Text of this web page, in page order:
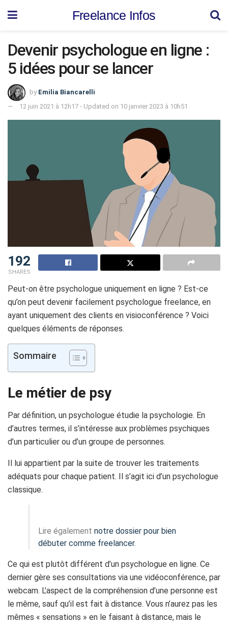
Freelance Infos
Devenir psychologue en ligne :
5 idées pour se lancer
by Emilia Biancarelli
12 juin 2021 à 12h17 - Updated on 10 janvier 2023 à 10h51
192
SHARES
Peut-on être psychologue uniquement en ligne ? Est-ce
qu’on peut devenir facilement psychologue freelance, en
ayant uniquement des clients en visioconférence ? Voici
quelques éléments de réponses.
Sommaire
Le métier de psy
Par définition, un psychologue étudie la psychologie. En
d’autres termes, il s’intéresse aux problèmes psychiques
d’un particulier ou d’un groupe de personnes.
Il lui appartient par la suite de trouver les traitements
adéquats pour chaque patient. Il s’agit ici d’un psychologue
classique.
Lire également notre dossier pour bien
débuter comme freelancer.
Ce qui est plutôt différent d’un psychologue en ligne. Ce
dernier gère ses consultations via une vidéoconférence, par
webcam. L’aspect de la compréhension d’une personne est
le même, sauf qu’il est fait à distance. Vous n’aurez pas les
mêmes « sensations » en le faisant à distance, mais le